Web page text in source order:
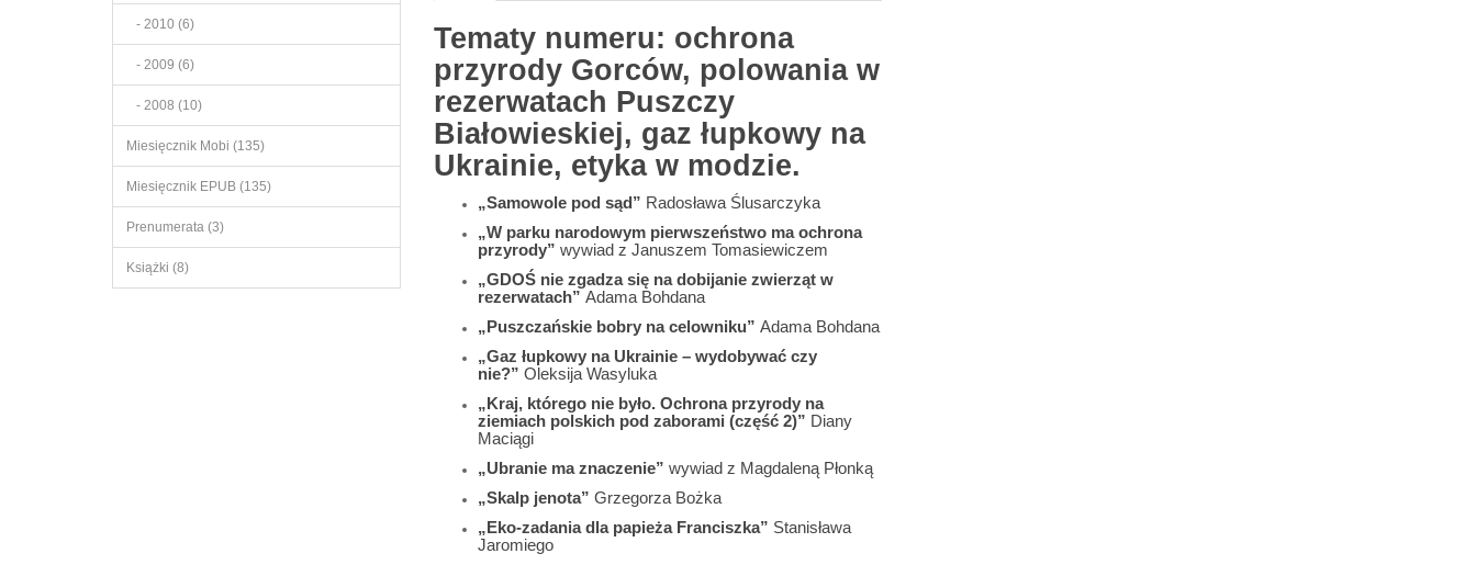
- 2010 (6)
- 2009 (6)
- 2008 (10)
Miesięcznik Mobi (135)
Miesięcznik EPUB (135)
Prenumerata (3)
Książki (8)
Tematy numeru: ochrona
przyrody Gorców, polowania w
rezerwatach Puszczy
Białowieskiej, gaz łupkowy na
Ukrainie, etyka w modzie.
„Samowole pod sąd” Radosława Ślusarczyka
„W parku narodowym pierwszeństwo ma ochrona
przyrody” wywiad z Januszem Tomasiewiczem
„GDOŚ nie zgadza się na dobijanie zwierząt w
rezerwatach” Adama Bohdana
„Puszczańskie bobry na celowniku” Adama Bohdana
„Gaz łupkowy na Ukrainie – wydobywać czy
nie?” Oleksija Wasyluka
„Kraj, którego nie było. Ochrona przyrody na
ziemiach polskich pod zaborami (część 2)” Diany
Maciągi
„Ubranie ma znaczenie” wywiad z Magdaleną Płonką
„Skalp jenota” Grzegorza Bożka
„Eko-zadania dla papieża Franciszka” Stanisława
Jaromiego